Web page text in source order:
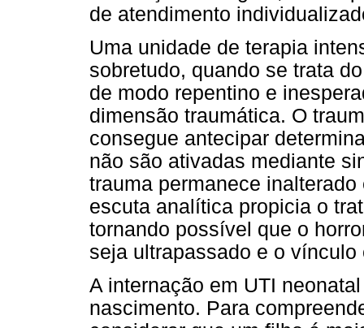
de atendimento
Uma unidade de terapia
sobretudo, quando se trata
de modo repentino e
dimensão traumática. O
consegue antecipar
não são ativadas mediante
trauma permanece
escuta analítica propicia o
tornando possível que o
seja ultrapassado e o vínculo
A internação em UTI
nascimento. Para